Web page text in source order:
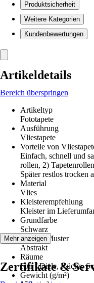
Produktsicherheit
Weitere Kategorien
Kundenbewertungen
Artikeldetails
Bereich überspringen
Artikeltyp
Fototapete
Ausführung
Vliestapete
Vorteile von
Einfach, schnell und
rollen, 2)
Später restlos trocken
Material
Vlies
Kleisterempfehlung
Kleister im
Grundfarbe
Schwarz
Dekor / Muster
Abstrakt
Räume
Flur / Diele, Küche,
Gewicht (g/m²)
Mehr anzeigen
Zertifikate &